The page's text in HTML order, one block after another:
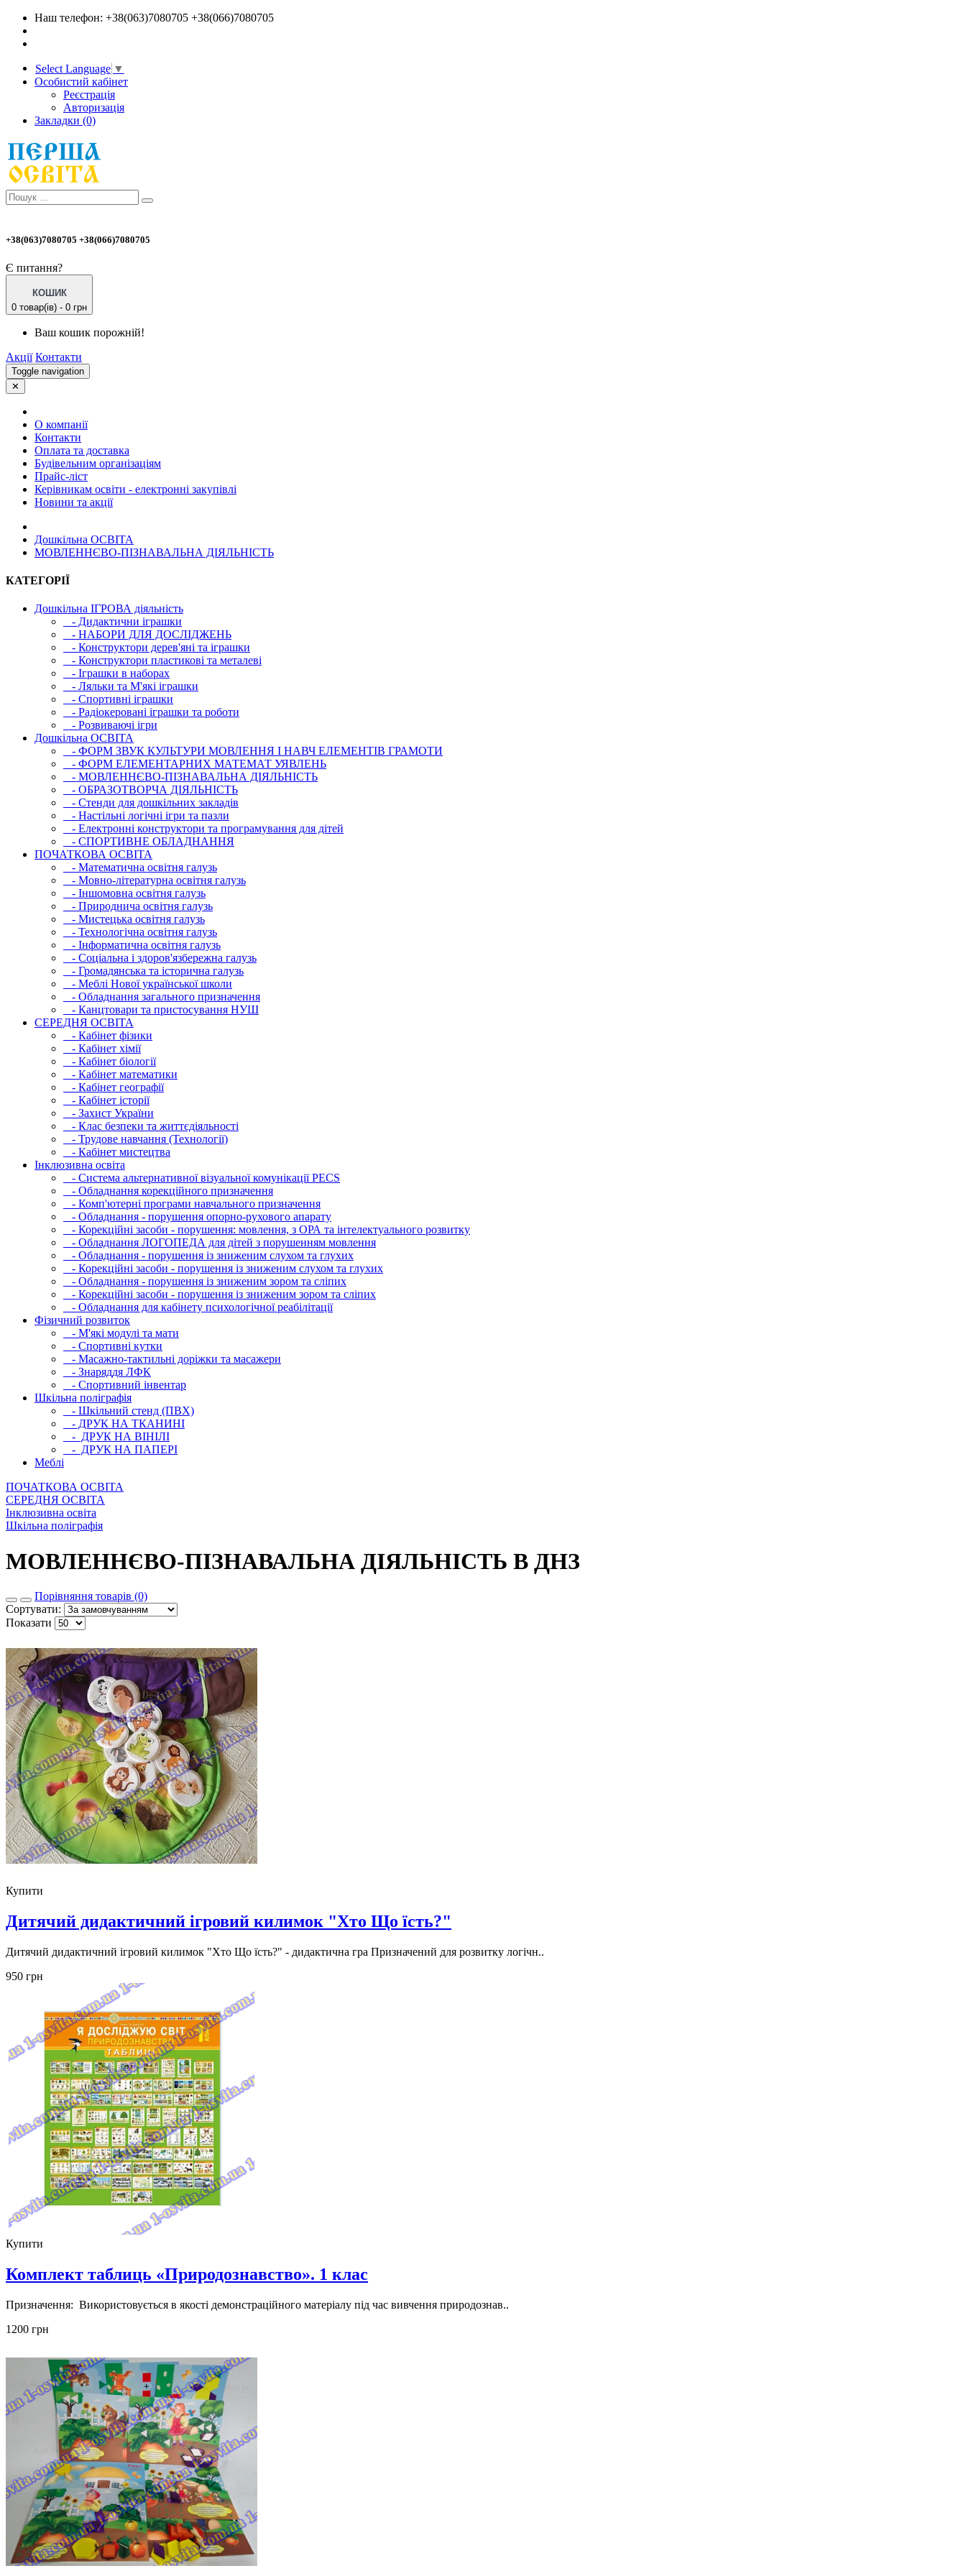
Наш телефон: +38(063)7080705 +38(066)7080705
Select Language ▼
Особистий кабінет
Реєстрація
Авторизація
Закладки (0)
+38(063)7080705 +38(066)7080705
Є питання?
КОШИК
0 товар(ів) - 0 грн
Ваш кошик порожній!
Акції Контакти
Toggle navigation
✕
О компанії
Контакти
Оплата та доставка
Будівельним організаціям
Прайс-ліст
Керівникам освіти - електронні закупівлі
Новини та акції
Дошкільна ОСВIТА
МОВЛЕННЄВО-ПІЗНАВАЛЬНА ДІЯЛЬНІСТЬ
КАТЕГОРІЇ
Дошкільна ІГРОВА діяльність
- Дидактични іграшки
- НАБОРИ ДЛЯ ДОСЛІДЖЕНЬ
- Конструктори дерев'яні та іграшки
- Конструктори пластикові та металеві
- Іграшки в наборах
- Ляльки та М'які іграшки
- Спортивні іграшки
- Радіокеровані іграшки та роботи
- Розвиваючі ігри
Дошкільна ОСВIТА
- ФОРМ ЗВУК КУЛЬТУРИ МОВЛЕННЯ І НАВЧ ЕЛЕМЕНТІВ ГРАМОТИ
- ФОРМ ЕЛЕМЕНТАРНИХ МАТЕМАТ УЯВЛЕНЬ
- МОВЛЕННЄВО-ПІЗНАВАЛЬНА ДІЯЛЬНІСТЬ
- ОБРАЗОТВОРЧА ДІЯЛЬНІСТЬ
- Стенди для дошкільних закладів
- Настільні логічні ігри та пазли
- Електронні конструктори та програмування для дітей
- СПОРТИВНЕ ОБЛАДНАННЯ
ПОЧАТКОВА ОСВIТА
- Математична освітня галузь
- Мовно-літературна освітня галузь
- Iншомовна освітня галузь
- Природнича освітня галузь
- Мистецька освітня галузь
- Технологічна освітня галузь
- Інфopматична освітня галузь
- Соціальна і здоров'язбережна галузь
- Громадянська та історична галузь
- Меблі Нової української школи
- Обладнання загального призначення
- Канцтовари та пристосування НУШ
СЕРЕДНЯ ОСВIТА
- Кабінет фізики
- Кабінет хімії
- Кабінет біології
- Кабінет математики
- Кабінет географії
- Кабінет історії
- Захист України
- Клас безпеки та життєдіяльності
- Трудове навчання (Технології)
- Кабінет мистецтва
Інклюзивна освіта
- Система альтернативної візуальної комунікації PECS
- Обладнання корекційного призначення
- Комп'ютерні програми навчального призначення
- Обладнання - порушення опорно-рухового апарату
- Корекційні засоби - порушення: мовлення, з ОРА та інтелектуального розвитку
- Обладнання ЛОГОПЕДА для дітей з порушенням мовлення
- Обладнання - порушення із зниженим слухом та глухих
- Корекційні засоби - порушення із зниженим слухом та глухих
- Обладнання - порушення із зниженим зором та сліпих
- Корекційні засоби - порушення із зниженим зором та сліпих
- Обладнання для кабінету психологічної реабілітації
Фізичний розвиток
- М'які модулi та мати
- Спортивні кутки
- Масажно-тактильні доріжки та масажери
- Знаряддя ЛФК
- Спортивний інвентар
Шкільна поліграфія
- Шкільний стенд (ПВХ)
- ДРУК НА ТКАНИНІ
- ДРУК НА ВІНІЛІ
- ДРУК НА ПАПЕРІ
Меблі
ПОЧАТКОВА ОСВIТА
СЕРЕДНЯ ОСВIТА
Інклюзивна освіта
Шкільна поліграфія
МОВЛЕННЄВО-ПІЗНАВАЛЬНА ДІЯЛЬНІСТЬ В ДНЗ
Порівняння товарів (0)
Сортувати:
Показати
Купити
Дитячий дидактичний ігровий килимок "Хто Що їсть?"
Дитячий дидактичний ігровий килимок "Хто Що їсть?" - дидактична гра Призначений для розвитку логічн..
950 грн
Купити
Комплект таблиць «Природознавство». 1 клас
Призначення: Використовується в якостi демонстраційного матеріалу під час вивчення природознав..
1200 грн